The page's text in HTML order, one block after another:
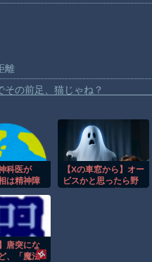
離
その前足、猫じゃね？
でスマホ運転のプリウスに当て
の川で外国人が溺れてしまう事
れた当時、世間はまだPTSDと
灼熱の「マンガ毎週末セール（
らリアガラスが飛んでくる事故(
しがち問題
科医が
は精神障
果に左派
様子を見
……
【Xの車窓から】オー
ビスかと思ったら野
唐突にな
、「魔法